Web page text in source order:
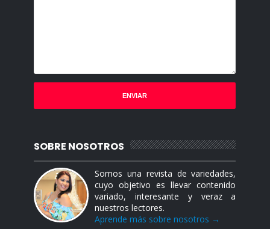
SOBRE NOSOTROS
Somos una revista de variedades,
cuyo objetivo es llevar contenido
variado, interesante y veraz a
nuestros lectores.
Aprende más sobre nosotros →